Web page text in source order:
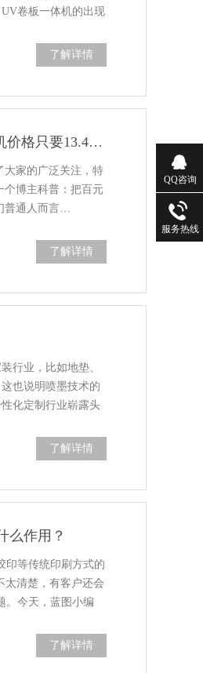
卷板一体机的出现
了解详情
13.41亿有多少不知道，但是这款uv卷材机价格只要13.41万元
大家的广泛关注，特
个博主科普：把百元
普通人而言…
了解详情
行业，比如地垫、
也说明喷墨技术的
化定制行业崭露头
了解详情
么作用？
印等传统印刷方式的
太清楚，有客户还会
。今天，蓝图小编
了解详情
QQ咨询
服务热线